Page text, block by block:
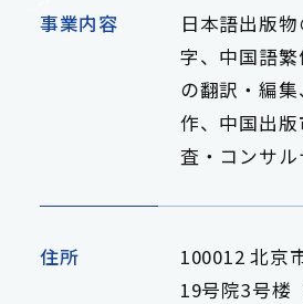
事業紹介 トップ
事業内容
日本語出版
字、中国語
の翻訳・編
作、中国出
査・コンサル
住所
100012 北京
19号院3号楼